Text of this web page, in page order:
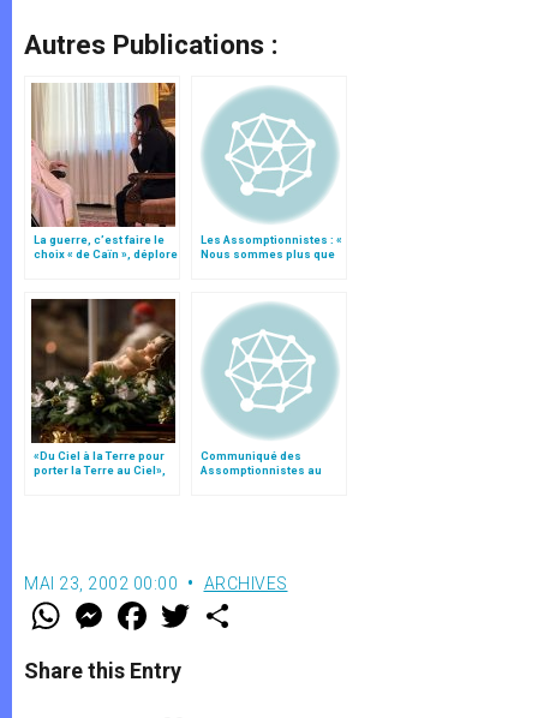
Autres Publications :
La guerre, c’est faire le
choix « de Caïn », déplore
Les Assomptionnistes : «
Nous sommes plus que
«Du Ciel à la Terre pour
porter la Terre au Ciel»,
Communiqué des
Assomptionnistes au
MAI 23, 2002 00:00 ARCHIVES
W
t
s
M
e
s
e
F
a
e
b
w
Share this Entry